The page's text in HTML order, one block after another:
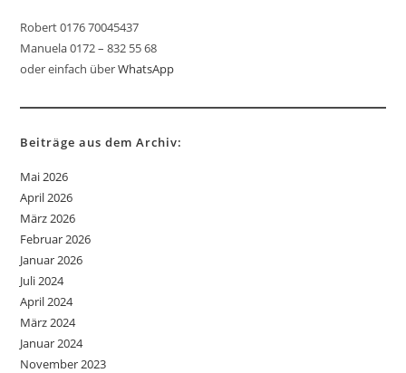
Robert 0176 70045437
Manuela 0172 – 832 55 68
oder einfach überWhatsApp
Beiträge aus dem Archiv:
Mai 2026
April 2026
März 2026
Februar 2026
Januar 2026
Juli 2024
April 2024
März 2024
Januar 2024
November 2023